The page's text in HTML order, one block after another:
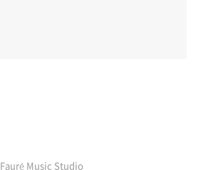
Fauré Music Studio